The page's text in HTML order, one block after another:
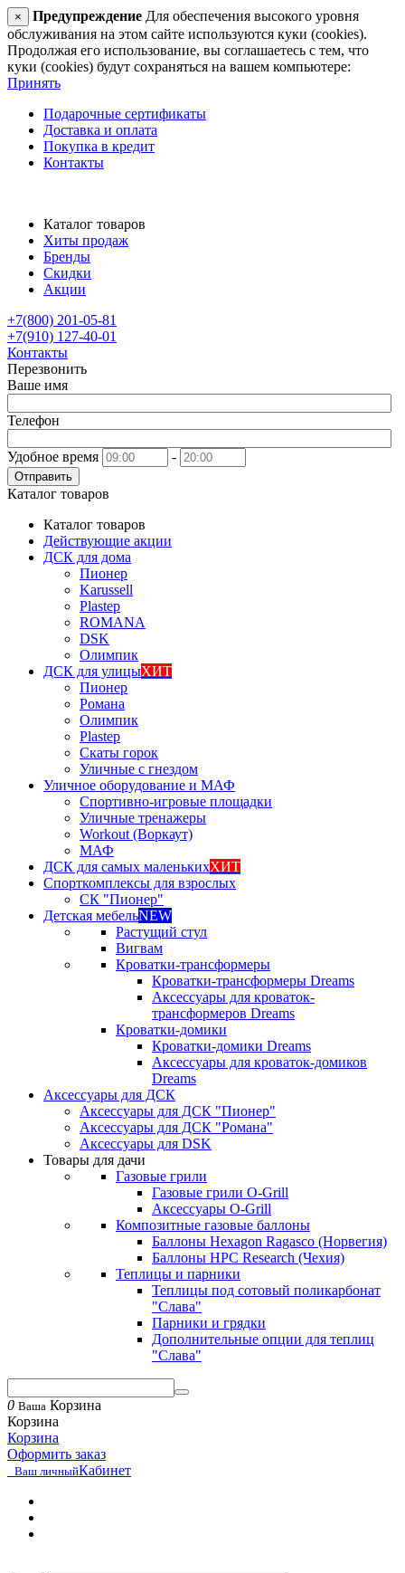
× Предупреждение Для обеспечения высокого уровня
обслуживания на этом сайте используются куки (cookies).
Продолжая его использование, вы соглашаетесь с тем, что
куки (cookies) будут сохраняться на вашем компьютере:
Принять
Подарочные сертификаты
Доставка и оплата
Покупка в кредит
Контакты
Каталог товаров
Хиты продаж
Бренды
Скидки
Акции
+7(800) 201-05-81
+7(910) 127-40-01
Контакты
Перезвонить
Ваше имя
Телефон
Удобное время -
Отправить
Каталог товаров
Каталог товаров
Действующие акции
ДСК для дома
Пионер
Karussell
Plastep
ROMANA
DSK
Олимпик
ДСК для улицыХИТ
Пионер
Романа
Олимпик
Plastep
Скаты горок
Уличные с гнездом
Уличное оборудование и МАФ
Спортивно-игровые площадки
Уличные тренажеры
Workout (Воркаут)
МАФ
ДСК для самых маленькихХИТ
Спорткомплексы для взрослых
СК "Пионер"
Детская мебельNEW
Растущий стул
Вигвам
Кроватки-трансформеры
Кроватки-трансформеры Dreams
Аксессуары для кроваток-
трансформеров Dreams
Кроватки-домики
Кроватки-домики Dreams
Аксессуары для кроваток-домиков
Dreams
Аксессуары для ДСК
Аксессуары для ДСК "Пионер"
Аксессуары для ДСК "Романа"
Аксессуары для DSK
Товары для дачи
Газовые грили
Газовые грили O-Grill
Аксессуары O-Grill
Композитные газовые баллоны
Баллоны Hexagon Ragasco (Норвегия)
Баллоны HPC Research (Чехия)
Теплицы и парники
Теплицы под сотовый поликарбонат
"Слава"
Парники и грядки
Дополнительные опции для теплиц
"Слава"
0 Ваша Корзина
Корзина
Корзина
Оформить заказ
Ваш личныйКабинет